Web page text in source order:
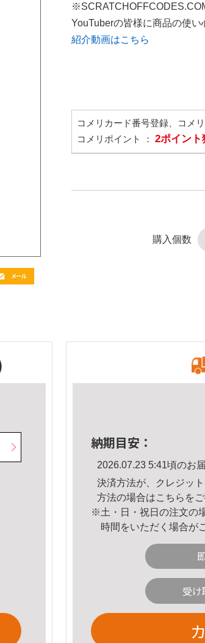
YouTuberの皆様に商品の使い
紹介動画はこちら
コメリカード番号登録、コメ
コメリポイント ： 2ポイント
購入個数
納期目安：
2026.07.23 5:41頃のお
決済方法が、クレジッ
方法の場合はこちら を
※土・日・祝日の注文の
時間をいただく場合が
受